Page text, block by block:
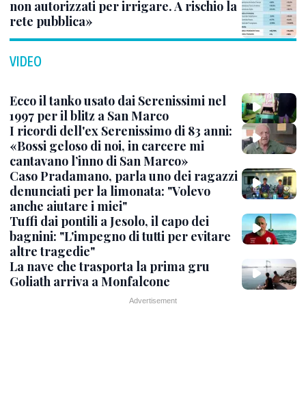
non autorizzati per irrigare. A rischio la
rete pubblica»
VIDEO
Ecco il tanko usato dai Serenissimi nel
1997 per il blitz a San Marco
I ricordi dell'ex Serenissimo di 83 anni:
«Bossi geloso di noi, in carcere mi
cantavano l’inno di San Marco»
Caso Pradamano, parla uno dei ragazzi
denunciati per la limonata: "Volevo
anche aiutare i miei"
Tuffi dai pontili a Jesolo, il capo dei
bagnini: "L'impegno di tutti per evitare
altre tragedie"
La nave che trasporta la prima gru
Goliath arriva a Monfalcone